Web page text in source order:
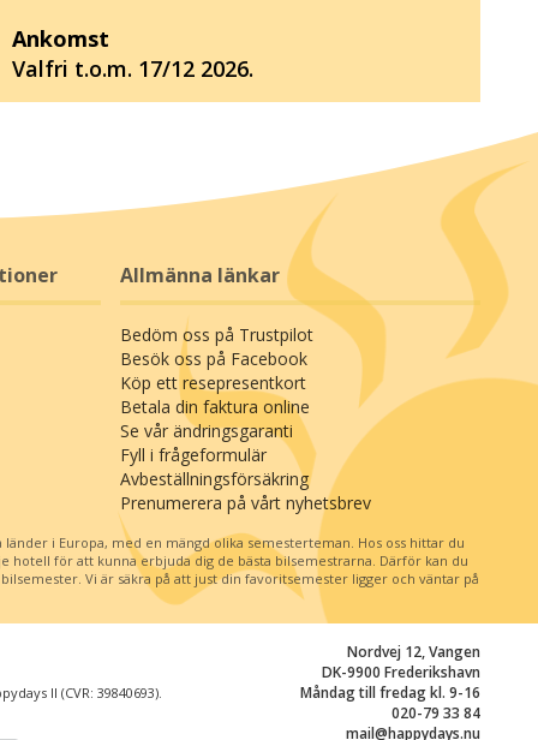
Ankomst
Valfri t.o.m. 17/12 2026.
Allmänna länkar
Bedöm oss på Trustpilot
Besök oss på Facebook
Köp ett resepresentkort
Betala din faktura online
Se vår ändringsgaranti
Fyll i frågeformulär
Avbeställningsförsäkring
Prenumerera på vårt nyhetsbrev
i Europa, med en mängd olika semesterteman. Hos oss hittar du
hotell för att kunna erbjuda dig de bästa bilsemestrarna. Därför kan du
Vi är säkra på att just din favoritsemester ligger och väntar på
Nordvej 12, Vangen
DK-9900 Frederikshavn
Måndag till fredag kl. 9-16
020-79 33 84
mail@happydays.nu
II (CVR: 39840693).